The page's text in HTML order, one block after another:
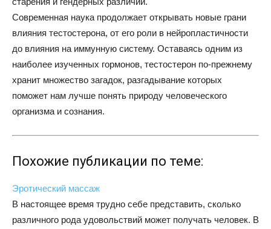
Современная наука продолжает открывать новые грани
влияния тестостерона, от его роли в нейропластичности
до влияния на иммунную систему. Оставаясь одним из
наиболее изученных гормонов, тестостерон по-прежнему
хранит множество загадок, разгадывание которых
поможет нам лучше понять природу человеческого
организма и сознания.
Похожие публикации по теме:
Эротический массаж
В настоящее время трудно себе представить, сколько
различного рода удовольствий может получать человек. В